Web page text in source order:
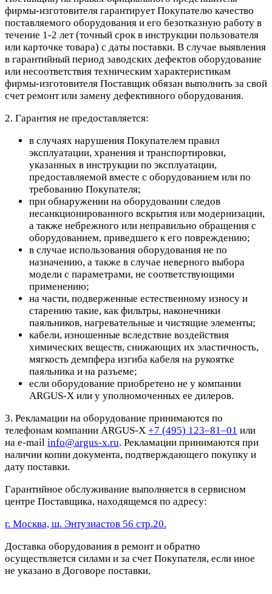
фирмы-изготовителя гарантирует Покупателю качество
поставляемого оборудования и его безотказную работу в
течение 1-2 лет (точный срок в инструкции пользователя
или карточке товара) с даты поставки. В случае выявления
в гарантийный период заводских дефектов оборудование
или несоответствия техническим характеристикам
фирмы-изготовителя Поставщик обязан выполнить за свой
счет ремонт или замену дефективного оборудования.
2. Гарантия не предоставляется:
в случаях нарушения Покупателем правил
эксплуатации, хранения и транспортировки,
указанных в инструкции по эксплуатации,
предоставляемой вместе с оборудованием или по
требованию Покупателя;
при обнаружении на оборудовании следов
несанкционированного вскрытия или модернизации,
а также небрежного или неправильно обращения с
оборудованием, приведшего к его повреждению;
в случае использования оборудования не по
назначению, а также в случае неверного выбора
модели с параметрами, не соответствующими
применению;
на части, подверженные естественному износу и
старению такие, как фильтры, наконечники
паяльников, нагревательные и чистящие элементы;
кабели, изношенные вследствие воздействия
химических веществ, снижающих их эластичность,
мягкость демпфера изгиба кабеля на рукоятке
паяльника и на разъеме;
если оборудование приобретено не у компании
ARGUS-X или у уполномоченных ее дилеров.
3. Рекламации на оборудование принимаются по
телефонам компании ARGUS-X +7 (495) 123–81–01 или
на e-mail info@argus-x.ru. Рекламации принимаются при
наличии копии документа, подтверждающего покупку и
дату поставки.
Гарантийное обслуживание выполняется в сервисном
центре Поставщика, находящемся по адресу:
г. Москва, ш. Энтузиастов 56 стр.20.
Доставка оборудования в ремонт и обратно
осуществляется силами и за счет Покупателя, если иное
не указано в Договоре поставки.